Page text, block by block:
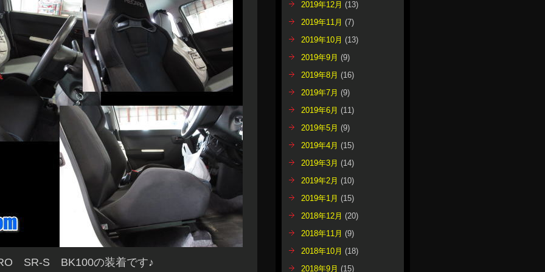
SR-S BK100の装着です♪
2019年12月 (13)
2019年11月 (7)
2019年10月 (13)
2019年9月 (9)
2019年8月 (16)
2019年7月 (9)
2019年6月 (11)
2019年5月 (9)
2019年4月 (15)
2019年3月 (14)
2019年2月 (10)
2019年1月 (15)
2018年12月 (20)
2018年11月 (9)
2018年10月 (18)
2018年9月 (15)